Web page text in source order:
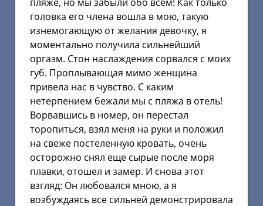
головка его члена вошла в мою, такую
изнемогающую от желания девочку, я
моментально получила сильнейший
оргазм. Стон наслаждения сорвался с моих
губ. Проплывающая мимо женщина
привела нас в чувство. С каким
нетерпением бежали мы с пляжа в отель!
Ворвавшись в номер, он перестал
торопиться, взял меня на руки и положил
на свеже постеленную кровать, очень
осторожно снял еще сырые после моря
плавки, отошел и замер. И снова этот
взгляд: Он любовался мною, а я
возбуждаясь все сильней демонстрировала